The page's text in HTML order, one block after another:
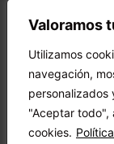
Valoramos
Utilizamos
navegación,
personalizados
"Aceptar todo",
cookies.